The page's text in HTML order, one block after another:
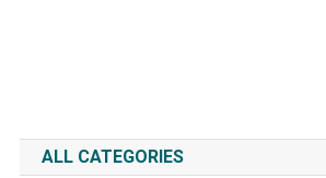
ALL CATEGORIES